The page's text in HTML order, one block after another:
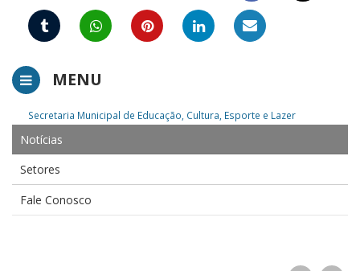
MENU
Secretaria Municipal de Educação, Cultura, Esporte e Lazer
Notícias
Setores
Fale Conosco